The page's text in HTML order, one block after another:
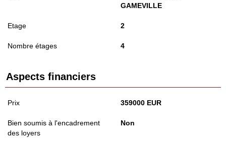
GAMEVILLE
Etage 2
Nombre étages 4
Aspects financiers
Prix 359000 EUR
Bien soumis à l'encadrement
des loyers
Non